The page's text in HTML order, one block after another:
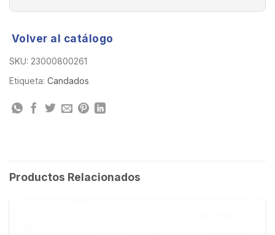
Volver al catálogo
SKU: 23000800261
Etiqueta: Candados
Productos Relacionados